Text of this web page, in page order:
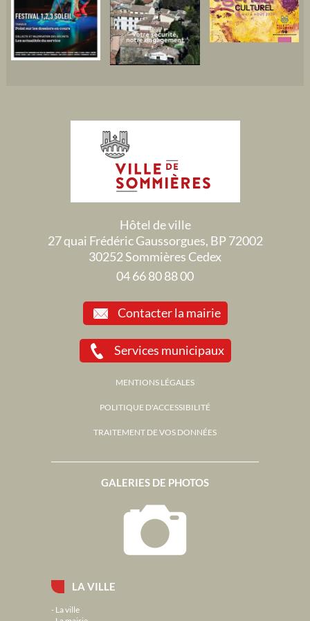
LA VILLE
La ville
GALERIES DE PHOTOS
Hôtel de ville
27 quai Frédéric Gaussorgues, BP 72002
30252 Sommières Cedex
04 66 80 88 00
Contacter la mairie
Services municipaux
MENTIONS LÉGALES
POLITIQUE D'ACCESSIBILITÉ
TRAITEMENT DE VOS DONNÉES